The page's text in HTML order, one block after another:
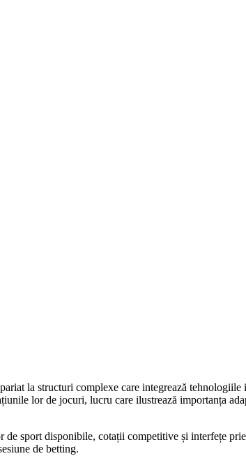
la structuri complexe care integrează tehnologiile
lor de jocuri, lucru care ilustrează importanța
sport disponibile, cotații competitive și interfețe
de betting.